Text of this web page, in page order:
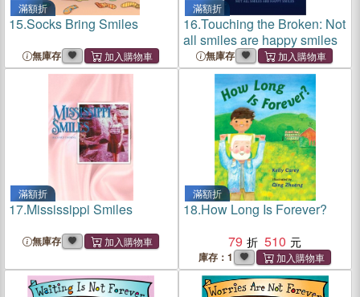
滿額折
15.Socks Bring Smiles
無庫存
滿額折
16.Touching the Broken: Not
all smiles are happy smiles
無庫存
滿額折
17.Mississippi Smiles
無庫存
滿額折
18.How Long Is Forever?
79
510
庫存：1